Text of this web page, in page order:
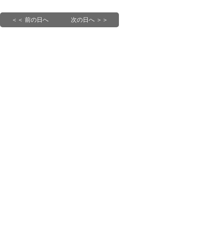
＜＜ 前の日へ 次の日へ ＞＞